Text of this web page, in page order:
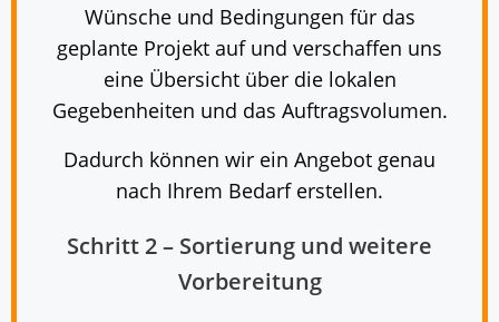
Wünsche und Bedingungen für das
geplante Projekt auf und verschaffen uns
eine Übersicht über die lokalen
Gegebenheiten und das Auftragsvolumen.
Dadurch können wir ein Angebot genau
nach Ihrem Bedarf erstellen.
Schritt 2 – Sortierung und weitere
Vorbereitung